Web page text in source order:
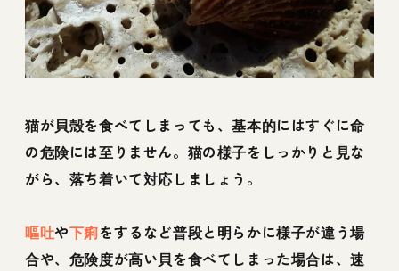
猫が貝殻を食べてしまっても、基本的にはすぐに命
の危険には至りません。猫の様子をしっかりと見な
がら、落ち着いて対応しましょう。
嘔吐や下痢をするなど普段と明らかに様子が違う場
合や、危険度が高い貝を食べてしまった場合は、速